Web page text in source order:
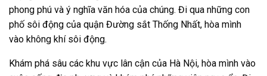
phong phú và ý nghĩa văn hóa của chúng. Đi qua những con
phố sôi động của quận Đường sắt Thống Nhất, hòa mình
vào không khí sôi động.
Khám phá sâu các khu vực lân cận của Hà Nội, hòa mình vào